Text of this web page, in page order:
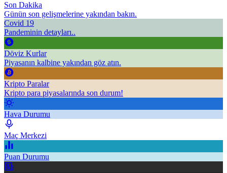
Son Dakika
Günün son gelişmelerine yakından bakın.
Covid 19
Pandeminin detayları..
Döviz Kurlar
Piyasanın kalbine yakından göz atın.
Kripto Paralar
Kripto para piyasalarında son durum!
Hava Durumu
Maç Merkezi
Puan Durumu